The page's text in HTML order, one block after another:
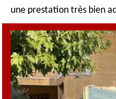
une prestation très bien